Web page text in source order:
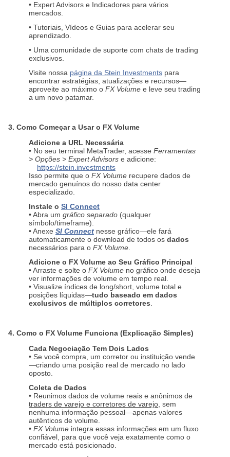
• Expert Advisors e Indicadores para vários
mercados.
• Tutoriais, Vídeos e Guias para acelerar seu
aprendizado.
• Uma comunidade de suporte com chats de trading
exclusivos.
Visite nossa página da Stein Investments para
encontrar estratégias, atualizações e recursos—
aproveite ao máximo o FX Volume e leve seu trading
a um novo patamar.
3. Como Começar a Usar o FX Volume
Adicione a URL Necessária
• No seu terminal MetaTrader, acesse Ferramentas
> Opções > Expert Advisors e adicione:
https://stein.investments
Isso permite que o FX Volume recupere dados de
mercado genuínos do nosso data center
especializado.
Instale o SI Connect
• Abra um gráfico separado (qualquer
símbolo/timeframe).
• Anexe SI Connect nesse gráfico—ele fará
automaticamente o download de todos os dados
necessários para o FX Volume
Adicione o FX Volume ao Seu Gráfico Principal
• Arraste e solte o FX Volume no gráfico onde deseja
ver informações de volume em tempo real.
• Visualize índices de long/short, volume total e
posições líquidas—tudo baseado em dados
exclusivos de múltiplos corretores
4. Como o FX Volume Funciona (Explicação Simples)
Cada Negociação Tem Dois Lados
• Se você compra, um corretor ou instituição vende
—criando uma posição real de mercado no lado
oposto.
Coleta de Dados
• Reunimos dados de volume reais e anônimos de
traders de varejo e corretores de varejo , sem
nenhuma informação pessoal—apenas valores
autênticos de volume.
• FX Volume integra essas informações em um fluxo
confiável, para que você veja exatamente como o
mercado está posicionado.